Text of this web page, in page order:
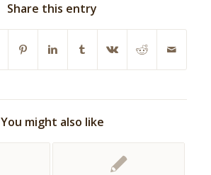
Share this entry
You might also like